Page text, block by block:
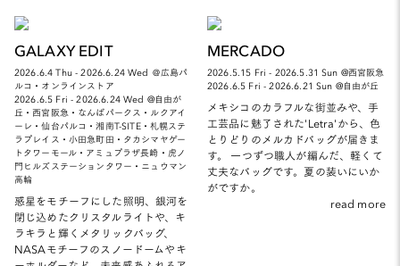
GALAXY EDIT
2026.6.4 Thu - 2026.6.24 Wed ＠広島パ
ルコ・オンラインストア
2026.6.5 Fri - 2026.6.24 Wed @自由が
丘・西宮阪急・なんばパークス・ルクアイ
ーレ・仙台パルコ・湘南T-SITE・札幌ステ
ラプレイス・小田急町田・タカシマヤゲー
トタワーモール・アミュプラザ長崎・虎ノ
門ヒルズステーションタワー・ニュウマン
高輪
惑星をモチーフにした照明、銀河を
閉じ込めたクリスタルライトや、キ
ラキラと輝くメタリックバッグ、
NASAモチーフのスノードームやキ
MERCADO
2026.5.15 Fri - 2026.5.31 Sun @西宮阪急
2026.6.5 Fri - 2026.6.21 Sun @自由が丘
メキシコのカラフルな街並みや、手
工芸品に魅了された'Letra'から、色
とりどりのメルカドバッグが届きま
す。 一つずつ職人が編んだ、軽くて
丈夫なバッグです。夏の装いにいか
がですか。
read more